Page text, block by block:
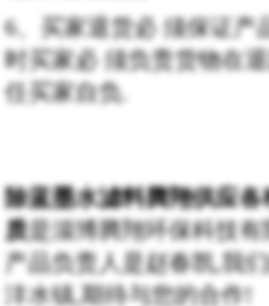
6、买家退货必 须保证产
时买家必 须负责货物在
任买家自负.
除蓝墨水滤料腾翔供应
质是淄博腾翔环保科技
产品负责人是赵春凯,我
沣水镇,期待与您的合作!